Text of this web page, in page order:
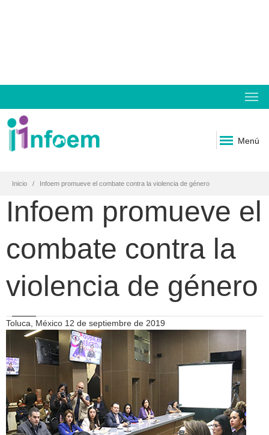
Menú
Inicio Infoem promueve el combate contra la violencia de género
Infoem promueve el
combate contra la
violencia de género
Toluca, México 12 de septiembre de 2019